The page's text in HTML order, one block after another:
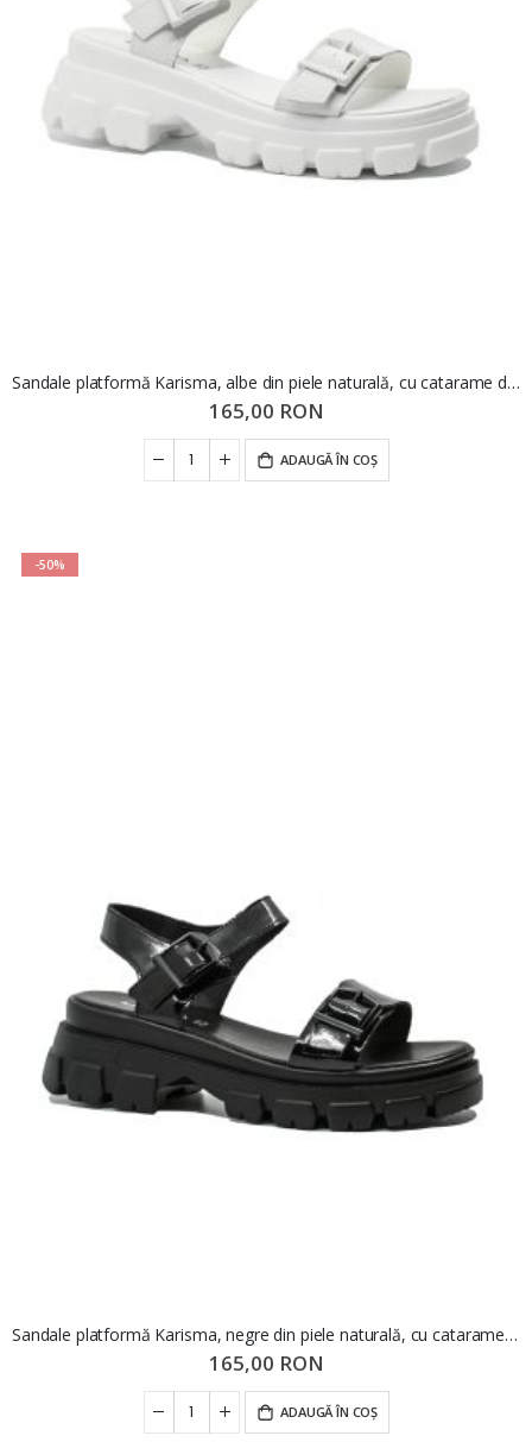
Sandale platformă Karisma, albe din piele naturală, cu catarame decorative OTR60002
165,00 RON
ADAUGĂ ÎN COȘ
-50%
Sandale platformă Karisma, negre din piele naturală, cu catarame decorative OTR60002
165,00 RON
ADAUGĂ ÎN COȘ